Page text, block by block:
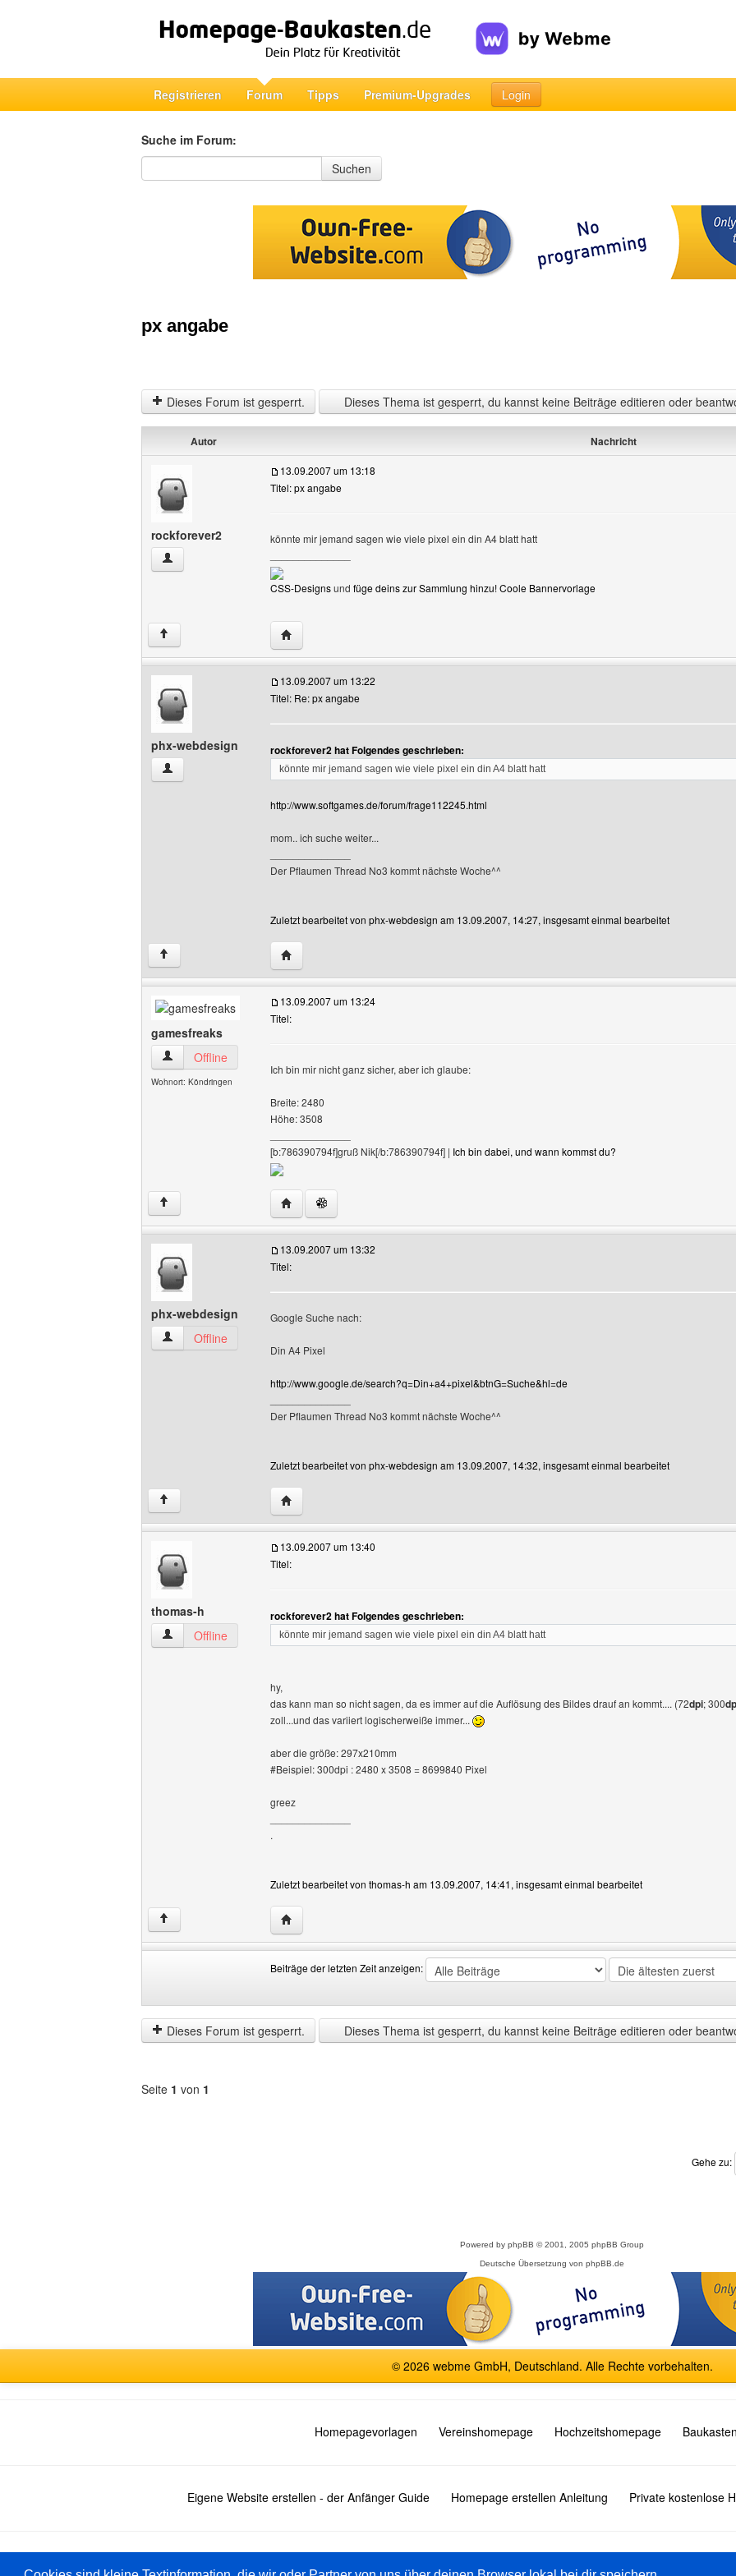
Registrieren Forum Tipps Premium-Upgrades Login
Suche im Forum:
Suche im Forum
Suchen
px angabe
Dieses Forum ist gesperrt. Dieses Thema ist gesperrt, du kannst keine Beiträge editieren oder
Autor Nachricht
rockforever2
rockforever2 Benutzer-Profile anzeigen
13.09.2007 um 13:18
Titel: px angabe
könnte mir jemand sagen wie viele pixel ein din A4 blatt hatt
CSS-Designsund füge deins zur Sammlung hinzu!Coole Bannervorlage
↑ Website dieses Benutzers besuchen: rockforever2
phx-webdesign
phx-webdesign Benutzer-Profile anzeigen
13.09.2007 um 13:22
Titel: Re: px angabe
rockforever2 hat Folgendes geschrieben:
könnte mir jemand sagen wie viele pixel ein din A4 blatt hatt
http://www.softgames.de/forum/frage112245.html
mom.. ich suche weiter...
Der Pflaumen Thread No3 kommt nächste Woche^^
Zuletzt bearbeitet von phx-webdesign am 13.09.2007, 14:27, insgesamt einmal bearbeitet
↑ Website dieses Benutzers besuchen: phx-webdesign
gamesfreaks
gamesfreaks Benutzer-Profile anzeigen
Offline
Wohnort: Köndringen
13.09.2007 um 13:24
Titel:
Ich bin mir nicht ganz sicher, aber ich glaube:
Breite: 2480
Höhe: 3508
[b:786390794f]gruß Nik[/b:786390794f] | Ich bin dabei, und wann kommst du?
↑ Website dieses Benutzers besuchen: gamesfreaks
phx-webdesign
phx-webdesign Benutzer-Profile anzeigen
Offline
13.09.2007 um 13:32
Titel:
Google Suche nach:
Din A4 Pixel
http://www.google.de/search?q=Din+a4+pixel&btnG=Suche&hl=de
Der Pflaumen Thread No3 kommt nächste Woche^^
Zuletzt bearbeitet von phx-webdesign am 13.09.2007, 14:32, insgesamt einmal bearbeitet
↑ Website dieses Benutzers besuchen: phx-webdesign
thomas-h
thomas-h Benutzer-Profile anzeigen
Offline
13.09.2007 um 13:40
Titel:
rockforever2 hat Folgendes geschrieben:
könnte mir jemand sagen wie viele pixel ein din A4 blatt hatt
hy,
das kann man so nicht sagen, da es immer auf die Auflösung des Bildes drauf an kommt.... (72dpi; 300
zoll...und das variiert logischerweiße immer...
aber die größe: 297x210mm
#Beispiel: 300dpi : 2480 x 3508 = 8699840 Pixel
greez
.
Zuletzt bearbeitet von thomas-h am 13.09.2007, 14:41, insgesamt einmal bearbeitet
↑ Website dieses Benutzers besuchen: thomas-h
Beiträge der letzten Zeit anzeigen:
der
letzten
Zeit
by
Dieses Forum ist gesperrt.
Dieses Thema ist gesperrt, du kannst keine Beiträge editieren oder
Seite 1 von 1
Gehe zu:
Powered by phpBB © 2001, 2005 phpBB Group
Deutsche Übersetzung von phpBB.de
© 2026 webme GmbH, Deutschland. Alle Rechte vorbehalten.
Homepagevorlagen Vereinshomepage Hochzeitshomepage
Eigene Website erstellen - der Anfänger Guide Homepage erstellen Anleitung Private kostenlose